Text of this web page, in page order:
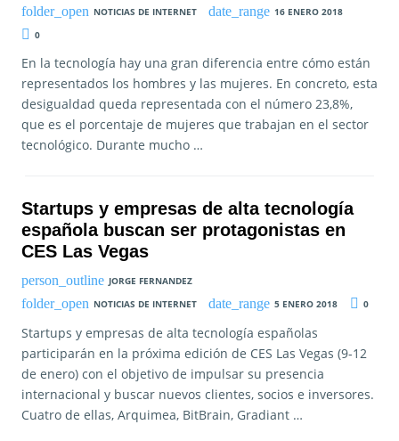
NOTICIAS DE INTERNET
16 ENERO 2018
0
En la tecnología hay una gran diferencia entre cómo están
representados los hombres y las mujeres. En concreto, esta
desigualdad queda representada con el número 23,8%,
que es el porcentaje de mujeres que trabajan en el sector
tecnológico. Durante mucho …
Startups y empresas de alta tecnología
española buscan ser protagonistas en
CES Las Vegas
JORGE FERNANDEZ
NOTICIAS DE INTERNET
5 ENERO 2018 0
Startups y empresas de alta tecnología españolas
participarán en la próxima edición de CES Las Vegas (9-12
de enero) con el objetivo de impulsar su presencia
internacional y buscar nuevos clientes, socios e inversores.
Cuatro de ellas, Arquimea, BitBrain, Gradiant …